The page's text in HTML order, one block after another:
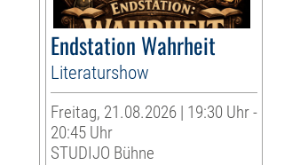
Endstation Wahrheit
Literaturshow
Freitag, 21.08.2026 | 19:30 Uhr -
20:45 Uhr
STUDIJO Bühne